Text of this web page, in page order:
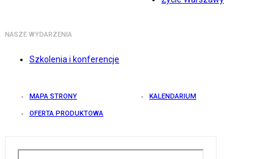
NASZE WYDARZENIA
Szkolenia i konferencje
MAPA STRONY KALENDARIUM
OFERTA PRODUKTOWA